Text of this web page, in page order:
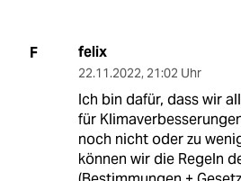
F felix
22.11.2022, 21:02 Uhr
Ich bin dafür, dass wir
für
noch nicht oder zu
können wir die Regeln